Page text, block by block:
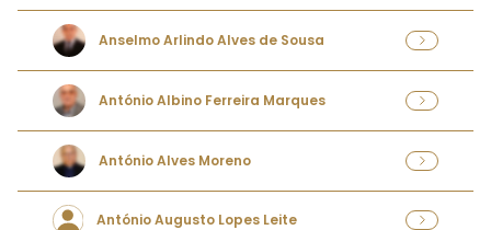
Anselmo Arlindo Alves de Sousa
António Albino Ferreira Marques
António Alves Moreno
António Augusto Lopes Leite